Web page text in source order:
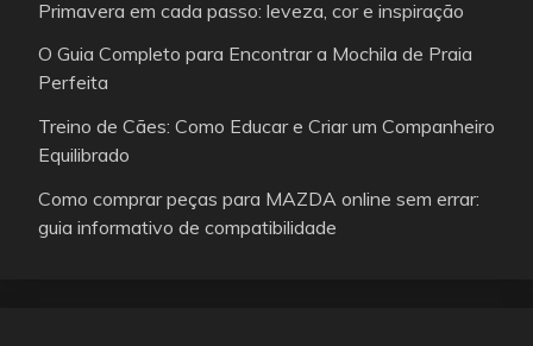
Primavera em cada passo: leveza, cor e inspiração
O Guia Completo para Encontrar a Mochila de Praia
Perfeita
Treino de Cães: Como Educar e Criar um Companheiro
Equilibrado
Como comprar peças para MAZDA online sem errar:
guia informativo de compatibilidade